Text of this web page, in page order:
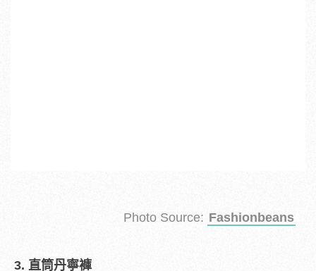
Photo Source: Fashionbeans
3. 直筒丹寧褲